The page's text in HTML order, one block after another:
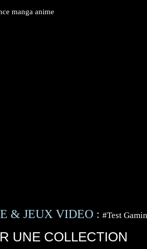
& JEUX VIDEO : #Test
UNE COLLECTION